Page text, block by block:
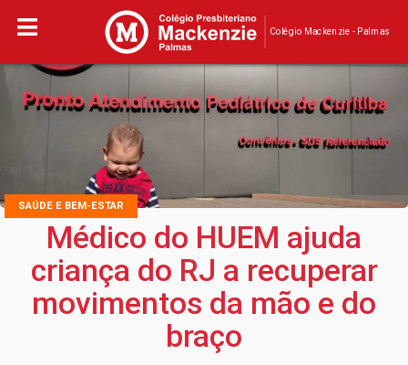
Colégio Mackenzie - Palmas
SAÚDE E BEM-ESTAR
Médico do HUEM ajuda
criança do RJ a recuperar
movimentos da mão e do
braço